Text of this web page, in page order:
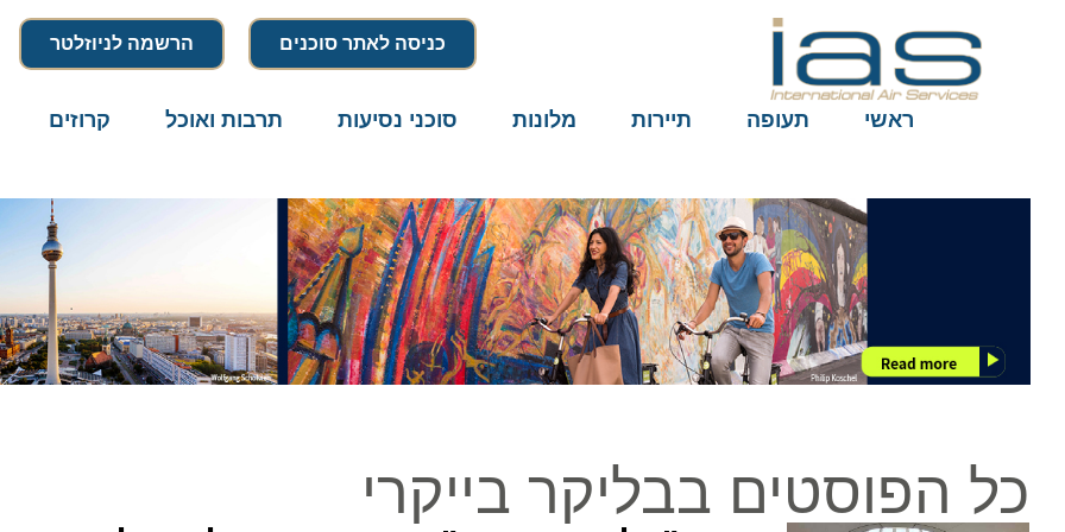
כניסה לאתר סוכנים הרשמה לניוזלטר
ראשי תעופה תיירות מלונות סוכני נסיעות תרבות ואוכל קרוזים
כל הפוסטים בבליקר בייקרי